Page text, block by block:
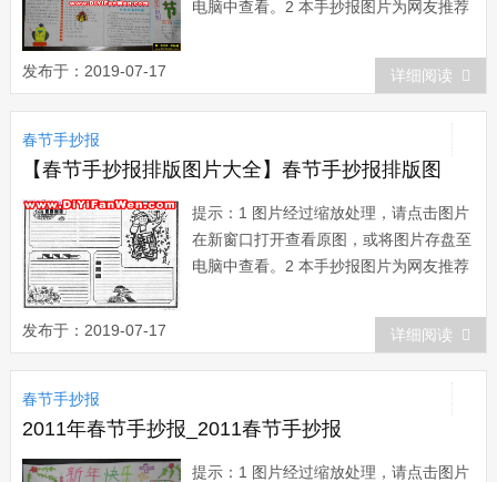
电脑中查看。2 本手抄报图片为网友推荐
仅为网友借鉴、欣赏他人作品时提供方
便。如有任何疑问，请与本站联系。3 欢
迎您向本站提供推荐优秀的手抄报作
发布于：2019-07-17 详细阅读
春节手抄报
【春节手抄报排版图片大全】春节手抄报排版图
提示：1 图片经过缩放处理，请点击图片
在新窗口打开查看原图，或将图片存盘至
电脑中查看。2 本手抄报图片为网友推荐
仅为网友借鉴、欣赏他人作品时提供方
便。如有任何疑问，请与本站联系。3 欢
迎您向本站提供推荐优秀的手抄报作
发布于：2019-07-17 详细阅读
春节手抄报
2011年春节手抄报_2011春节手抄报
提示：1 图片经过缩放处理，请点击图片